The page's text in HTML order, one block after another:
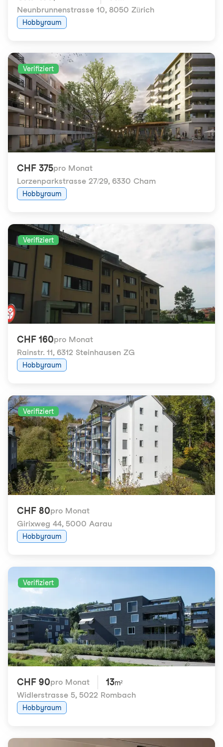
Neunbrunnenstrasse 10, 8050 Zürich
Hobbyraum
Verifiziert
CHF 375pro Monat
Lorzenparkstrasse 27/29, 6330 Cham
Hobbyraum
Verifiziert
CHF 160pro Monat
Rainstr. 11, 6312 Steinhausen ZG
Hobbyraum
Verifiziert
CHF 80pro Monat
Girixweg 44, 5000 Aarau
Hobbyraum
Verifiziert
CHF 90pro Monat 13m²
Widlerstrasse 5, 5022 Rombach
Hobbyraum